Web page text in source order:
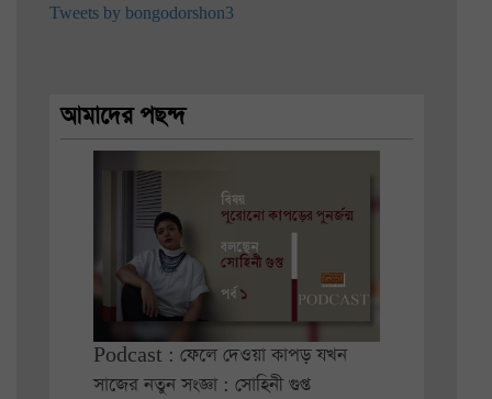
Tweets by bongodorshon3
আমাদের পছন্দ
Podcast : ফেলে দেওয়া কাপড় যখন
সাজের নতুন সংজ্ঞা : সোহিনী গুপ্ত